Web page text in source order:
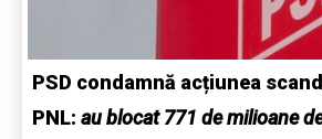
PSD condamnă acțiunea
PNL: au blocat 771 de milioane